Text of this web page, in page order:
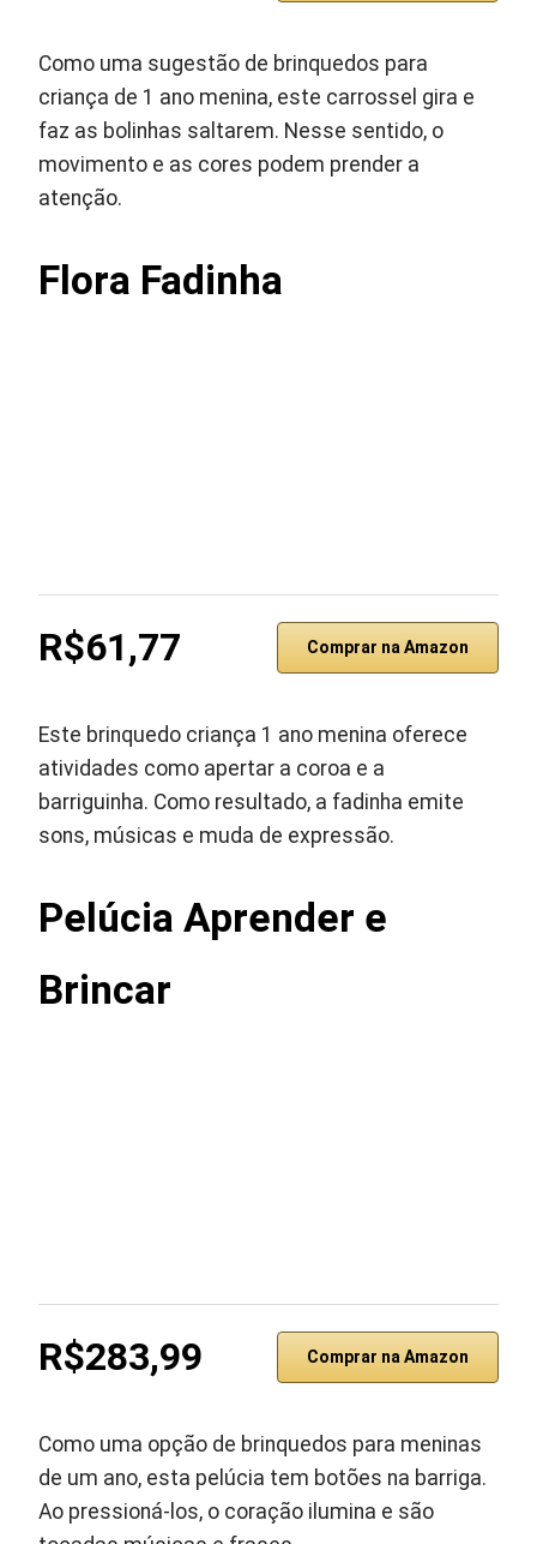
Como uma sugestão de brinquedos para
criança de 1 ano menina, este carrossel gira e
faz as bolinhas saltarem. Nesse sentido, o
movimento e as cores podem prender a
atenção.
Flora Fadinha
R$61,77 Comprar na Amazon
Este brinquedo criança 1 ano menina oferece
atividades como apertar a coroa e a
barriguinha. Como resultado, a fadinha emite
sons, músicas e muda de expressão.
Pelúcia Aprender e
Brincar
R$283,99 Comprar na Amazon
Como uma opção de brinquedos para meninas
de um ano, esta pelúcia tem botões na barriga.
Ao pressioná-los, o coração ilumina e são